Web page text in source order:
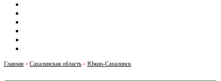
Главная » Сахалинская область » Южно-Сахалинск